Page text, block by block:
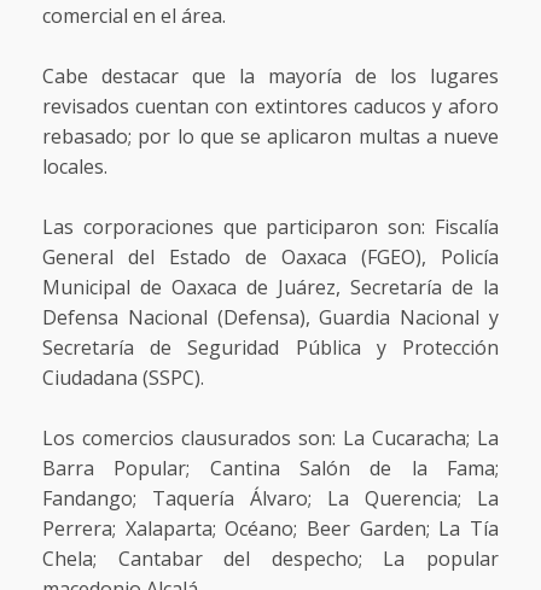
comercial en el área.
Cabe destacar que la mayoría de los lugares
revisados cuentan con extintores caducos y aforo
rebasado; por lo que se aplicaron multas a nueve
locales.
Las corporaciones que participaron son: Fiscalía
General del Estado de Oaxaca (FGEO), Policía
Municipal de Oaxaca de Juárez, Secretaría de la
Defensa Nacional (Defensa), Guardia Nacional y
Secretaría de Seguridad Pública y Protección
Ciudadana (SSPC).
Los comercios clausurados son: La Cucaracha; La
Barra Popular; Cantina Salón de la Fama;
Fandango; Taquería Álvaro; La Querencia; La
Perrera; Xalaparta; Océano; Beer Garden; La Tía
Chela; Cantabar del despecho; La popular